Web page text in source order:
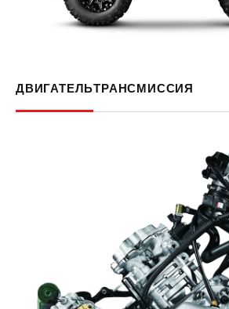
ДВИГАТЕЛЬТРАНСМИССИЯ